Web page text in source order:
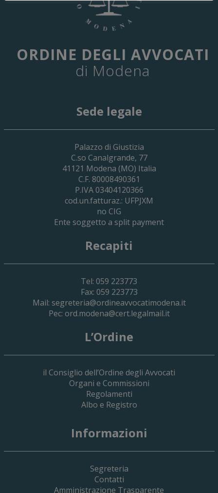
29 Giugno 2026
Cassa Forense – Elezioni Dei Delegati
2030
19 Giugno 2026
ORDINE DEGLI AVVOCATI
di Modena
Sede legale
Palazzo di Giustizia
C.so Canalgrande, 77
41121 Modena (MO) Italia
C.F. 80008490361
P.IVA 03404120366
cod.un.fatturaz.: UFPJXM
no CIG
Ente soggetto a split payment
Recapiti
Tel: 059 223773
Fax: 059 223773
Mail: segreteria@ordineavvocatimodena.it
Pec: ord.modena@cert.legalmail.it
L’Ordine
il Consiglio dell’Ordine degli Avvocati
Organi e Commissioni
Regolamenti
Albo e Registro
Informazioni
Segreteria
Contatti
Amministrazione Trasparente